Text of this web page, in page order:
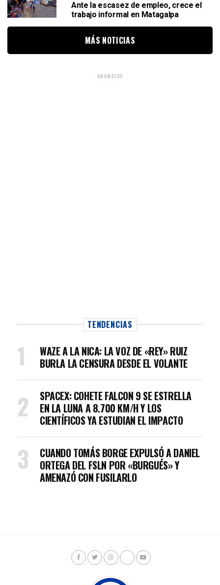
Ante la escasez de empleo, crece el
trabajo informal en Matagalpa
MÁS NOTICIAS
ANUNCIOS
TENDENCIAS
WAZE A LA NICA: LA VOZ DE «REY» RUIZ
BURLA LA CENSURA DESDE EL VOLANTE
SPACEX: COHETE FALCON 9 SE ESTRELLA
EN LA LUNA A 8.700 KM/H Y LOS
CIENTÍFICOS YA ESTUDIAN EL IMPACTO
CUANDO TOMÁS BORGE EXPULSÓ A DANIEL
ORTEGA DEL FSLN POR «BURGUÉS» Y
AMENAZÓ CON FUSILARLO